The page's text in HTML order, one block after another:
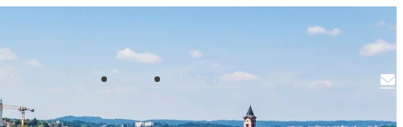
Wertermittlung Ankauf Über uns